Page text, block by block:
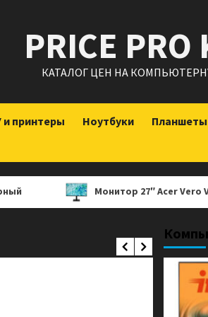
PRICE PRO
КАТАЛОГ ЦЕН НА
принтеры Ноутбуки Планшеты
Монитор 27″ Acer Vero